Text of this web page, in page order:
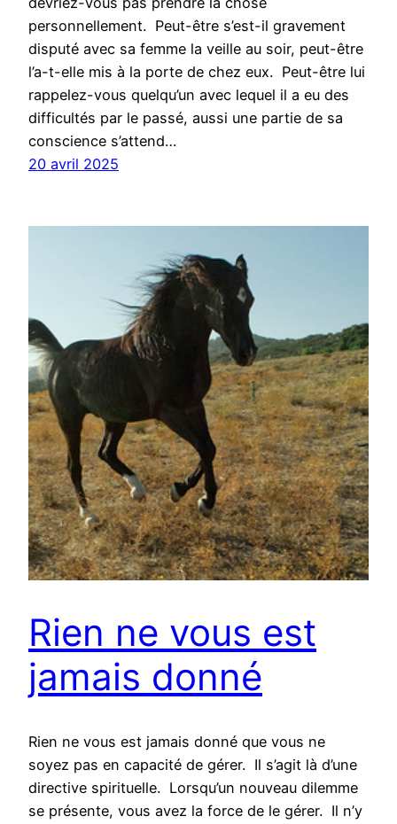
personnellement. Peut-être s’est-il gravement
disputé avec sa femme la veille au soir, peut-être
l’a-t-elle mis à la porte de chez eux. Peut-être lui
rappelez-vous quelqu’un avec lequel il a eu des
difficultés par le passé, aussi une partie de sa
conscience s’attend…
20 avril 2025
Rien ne vous est
jamais donné
Rien ne vous est jamais donné que vous ne
soyez pas en capacité de gérer. Il s’agit là d’une
directive spirituelle. Lorsqu’un nouveau dilemme
se présente, vous avez la force de le gérer. Il n’y